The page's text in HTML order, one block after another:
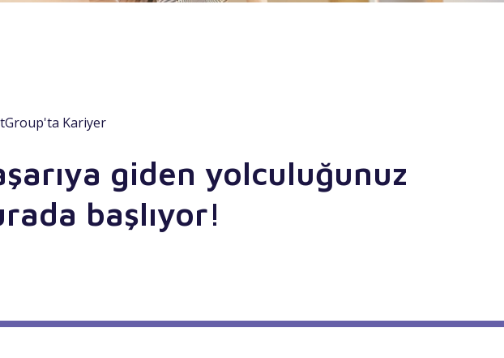
Kariyer
giden yolculuğunuz
başlıyor!